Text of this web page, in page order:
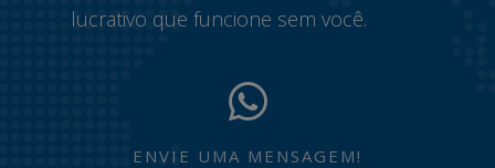
lucrativo que funcione sem você.
ENVIE UMA MENSAGEM!